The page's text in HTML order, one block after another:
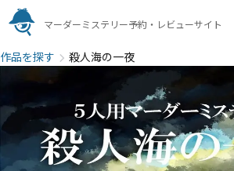
マーダーミステリー予約・レビューサイト
作品を探す 殺人海の一夜